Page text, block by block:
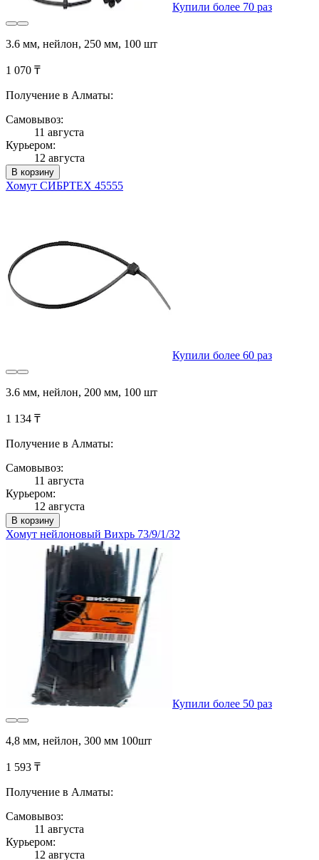
Купили более 70 раз
3.6 мм, нейлон, 250 мм, 100 шт
1 070 ₸
Получение в Алматы:
Самовывоз:
11 августа
Курьером:
12 августа
В корзину
Хомут СИБРТЕХ 45555
Купили более 60 раз
3.6 мм, нейлон, 200 мм, 100 шт
1 134 ₸
Получение в Алматы:
Самовывоз:
11 августа
Курьером:
12 августа
В корзину
Хомут нейлоновый Вихрь 73/9/1/32
Купили более 50 раз
4,8 мм, нейлон, 300 мм 100шт
1 593 ₸
Получение в Алматы:
Самовывоз:
11 августа
Курьером:
12 августа